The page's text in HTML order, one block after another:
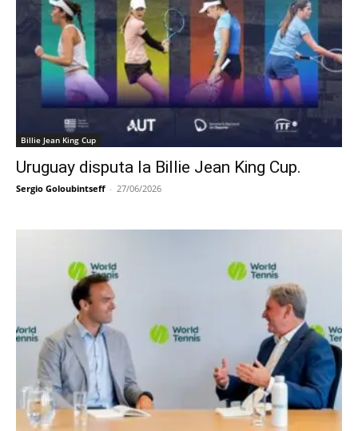
Billie Jean King Cup
Uruguay disputa la Billie Jean King Cup.
Sergio Goloubintseff - 27/06/2026